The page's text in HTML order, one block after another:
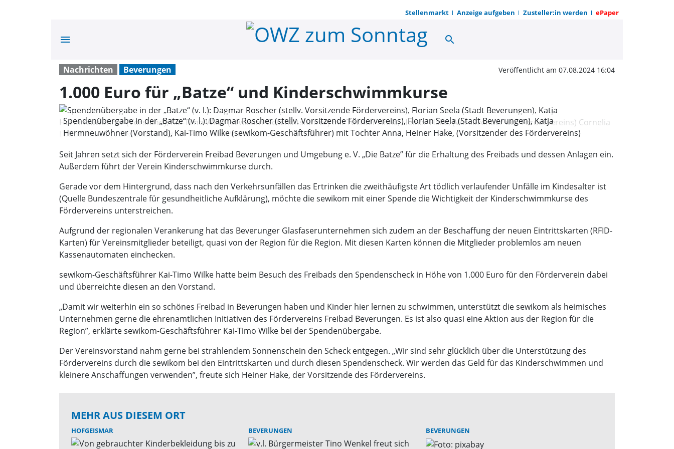
Stellenmarkt Anzeige aufgeben Zusteller:in werden ePaper
menu 1.000 Euro für „Batze“ und
search
Nachrichten Beverungen Veröffentlicht am 07.08.2024 16:04
1.000 Euro für „Batze“ und Kinderschwimmkurse
Spendenübergabe in der „Batze“ (v. l.): Dagmar Roscher (stellv. Vorsitzende Fördervereins), Florian Seela (Stadt Beverungen), Katja
Hermneuwöhner (Vorstand), Kai-Timo Wilke (sewikom-Geschäftsführer) mit Tochter Anna, Heiner Hake, (Vorsitzender des Fördervereins)
Seit Jahren setzt sich der Förderverein Freibad Beverungen und Umgebung e. V. „Die Batze” für die Erhaltung des Freibads und dessen Anlagen ein.
Außerdem führt der Verein Kinderschwimmkurse durch.
Gerade vor dem Hintergrund, dass nach den Verkehrsunfällen das Ertrinken die zweithäufigste Art tödlich verlaufender Unfälle im Kindesalter ist
(Quelle Bundeszentrale für gesundheitliche Aufklärung), möchte die sewikom mit einer Spende die Wichtigkeit der Kinderschwimmkurse des
Fördervereins unterstreichen.
Aufgrund der regionalen Verankerung hat das Beverunger Glasfaserunternehmen sich zudem an der Beschaffung der neuen Eintrittskarten (RFID-
Karten) für Vereinsmitglieder beteiligt, quasi von der Region für die Region. Mit diesen Karten können die Mitglieder problemlos am neuen
Kassenautomaten einchecken.
sewikom-Geschäftsführer Kai-Timo Wilke hatte beim Besuch des Freibads den Spendenscheck in Höhe von 1.000 Euro für den Förderverein dabei
und überreichte diesen an den Vorstand.
„Damit wir weiterhin ein so schönes Freibad in Beverungen haben und Kinder hier lernen zu schwimmen, unterstützt die sewikom als heimisches
Unternehmen gerne die ehrenamtlichen Initiativen des Fördervereins Freibad Beverungen. Es ist also quasi eine Aktion aus der Region für die
Region”, erklärte sewikom-Geschäftsführer Kai-Timo Wilke bei der Spendenübergabe.
Der Vereinsvorstand nahm gerne bei strahlendem Sonnenschein den Scheck entgegen. „Wir sind sehr glücklich über die Unterstützung des
Fördervereins durch die sewikom bei den Eintrittskarten und durch diesen Spendenscheck. Wir werden das Geld für das Kinderschwimmen und
kleinere Anschaffungen verwenden”, freute sich Heiner Hake, der Vorsitzende des Fördervereins.
MEHR AUS DIESEM ORT
HOFGEISMAR BEVERUNGEN BEVERUNGEN